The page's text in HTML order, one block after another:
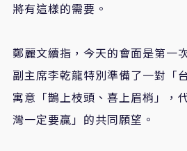
將有這樣的需要。
鄭麗文續指，今天的會面是第一
副主席李乾龍特別準備了一對「
寓意「鵲上枝頭、喜上眉梢」，
灣一定要贏」的共同願望。